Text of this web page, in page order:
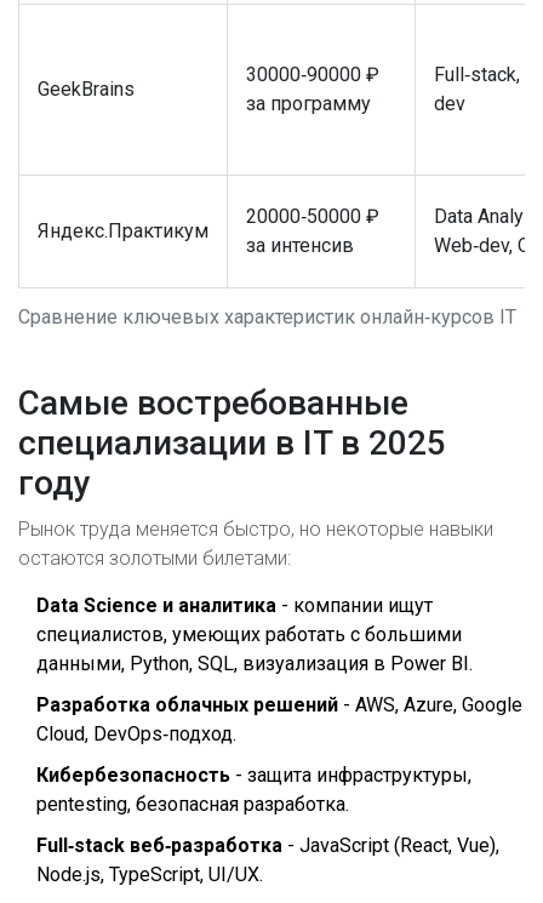
Сравнение ключевых характеристик онлайн‑курсов IT
GeekBrains
30000‑90000 ₽
за программу
Full‑stack,
dev
Яндекс.Практикум
20000‑50000 ₽
за интенсив
Data Analyst,
Web‑dev, QA
Самые востребованные
специализации в IT в 2025
году
Рынок труда меняется быстро, но некоторые навыки
остаются золотыми билетами:
Data Science и аналитика - компании ищут
специалистов, умеющих работать с большими
данными, Python, SQL, визуализация в Power BI.
Разработка облачных решений - AWS, Azure, Google
Cloud, DevOps‑подход.
Кибербезопасность - защита инфраструктуры,
pentesting, безопасная разработка.
Full‑stack веб‑разработка - JavaScript (React, Vue),
Node.js, TypeScript, UI/UX.